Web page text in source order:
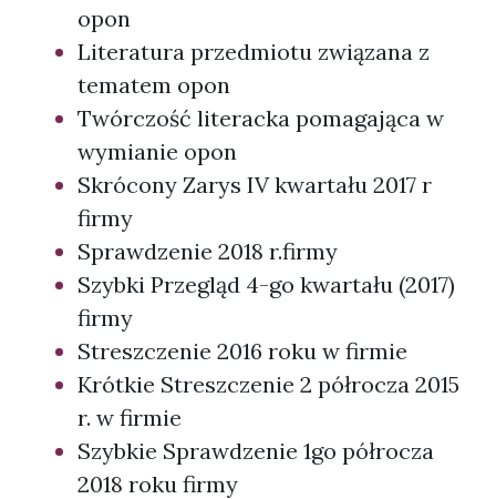
opon
Literatura przedmiotu związana z
tematem opon
Twórczość literacka pomagająca w
wymianie opon
Skrócony Zarys IV kwartału 2017 r
firmy
Sprawdzenie 2018 r.firmy
Szybki Przegląd 4-go kwartału (2017)
firmy
Streszczenie 2016 roku w firmie
Krótkie Streszczenie 2 półrocza 2015
r. w firmie
Szybkie Sprawdzenie 1go półrocza
2018 roku firmy